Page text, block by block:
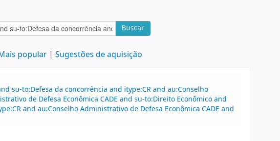
Buscar
popular Sugestões de aquisição
su-to:Defesa da concorrência and itype:CR and au:Conselho
de Defesa Econômica CADE and su-to:Direito Econômico and
and au:Conselho Administrativo de Defesa Econômica CADE and